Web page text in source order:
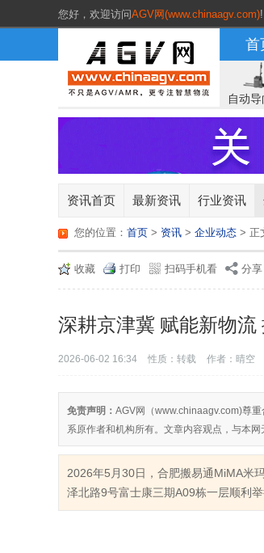
您好， 欢迎访问AGV网(www.chinaagv.com)!
首
自动
资讯首页 最新资讯 行业资讯
您的位置： 首页 > 资讯 > 企业动态 > 正
收藏 打印 扫码手机看 分享
深耕京津冀 赋能新物
2026-06-02 16:34 性质：转载 作者：晴空
免责声明： AGV网（www.chinaagv.com)尊
系原作者和机构所有。文章内容观点，与本网
2026年5月30日，合肥搬易通MiMA米
泽北路9号富士康三期A09栋一层顺利